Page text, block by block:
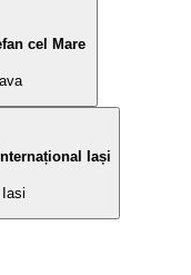
cel Mare
Iași
Iasi